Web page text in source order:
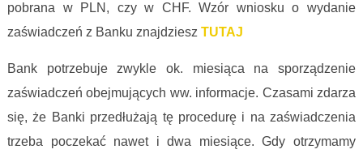
pobrana w PLN, czy w CHF. Wzór wniosku o wydanie
zaświadczeń z Banku znajdziesz TUTAJ
Bank potrzebuje zwykle ok. miesiąca na sporządzenie
zaświadczeń obejmujących ww. informacje. Czasami zdarza
się, że Banki przedłużają tę procedurę i na zaświadczenia
trzeba poczekać nawet i dwa miesiące. Gdy otrzymamy